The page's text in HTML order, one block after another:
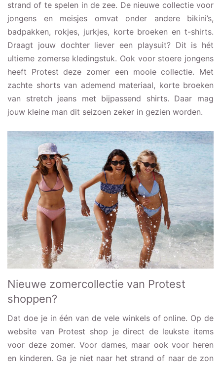
strand of te spelen in de zee. De nieuwe collectie voor
jongens en meisjes omvat onder andere bikini’s,
badpakken, rokjes, jurkjes, korte broeken en t-shirts.
Draagt jouw dochter liever een playsuit? Dit is hét
ultieme zomerse kledingstuk. Ook voor stoere jongens
heeft Protest deze zomer een mooie collectie. Met
zachte shorts van ademend materiaal, korte broeken
van stretch jeans met bijpassend shirts. Daar mag
jouw kleine man dit seizoen zeker in gezien worden.
Nieuwe zomercollectie van Protest
shoppen?
Dat doe je in één van de vele winkels of online. Op de
website van Protest shop je direct de leukste items
voor deze zomer. Voor dames, maar ook voor heren
en kinderen. Ga je niet naar het strand of naar de zon